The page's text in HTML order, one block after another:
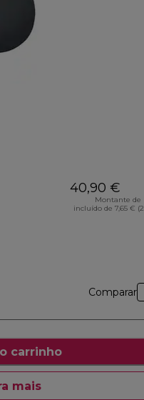
40,90 €
Montante de
incluído de 7,65 €
Comparar
carrinho
mais